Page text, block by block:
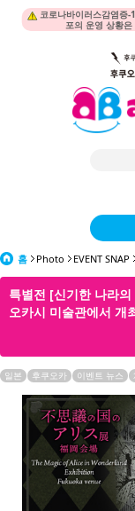
코로나바이러스감염증
포의 운영 상황
홈 Photo EVENT SNAP
특별전 [신기한 나라
오카시 미술관에서 개
일본 후쿠오카 이벤트 뉴스